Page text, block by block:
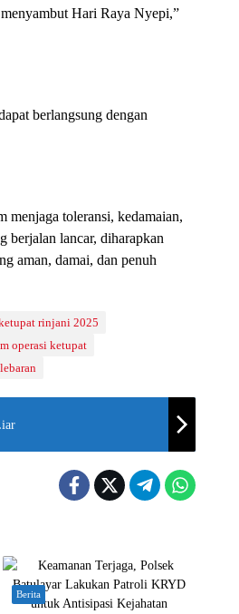
Hari Raya Nyepi,”
berlangsung dengan
toleransi, kedamaian,
berjalan lancar, diharapkan
aman, damai, dan penuh
rinjani 2025
operasi ketupat
Berita